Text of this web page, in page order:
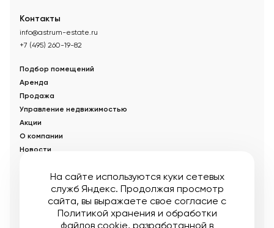
Контакты
info@astrum-estate.ru
+7 (495) 260-19-82
Подбор помещений
Аренда
Продажа
Управление недвижимостью
Акции
О компании
Новости
© Управляющая компания «Аструм Недвижимость». 2026
Опубликованная на сайте информация носит информационный
характер и не является публичной офертой
На сайте используются куки сетевых
служб Яндекс. Продолжая просмотр
сайта, вы выражаете свое согласие с
Политикой хранения и обработки
файлов cookie, разработанной в